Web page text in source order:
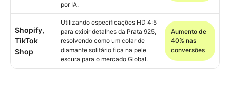
por IA.
Shopify,
TikTok
Shop
Utilizando especificações HD 4:5
para exibir detalhes da Prata 925,
resolvendo como um colar de
diamante solitário fica na pele
escura para o mercado Global.
Aumento de
40% nas
conversões